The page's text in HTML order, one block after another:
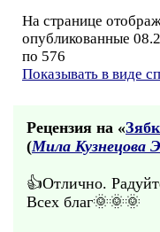
На странице
опубликованные
по 576
Показывать в виде
Рецензия на «
(Мила Кузнецова
👍Отлично.
Всех благ🌞🌞🌞